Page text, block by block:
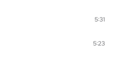
5:31
5:23